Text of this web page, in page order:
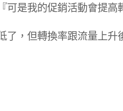
可是我的促銷活動會提高
了，但轉換率跟流量上升